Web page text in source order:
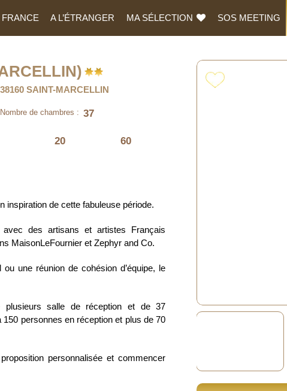
FRANCE A L’ÉTRANGER MA SÉLECTION SOS MEETING
38160 SAINT-MARCELLIN
Nombre de chambres : 37
20 60
inspiration de cette fabuleuse période.
des artisans et artistes Français
MaisonLeFournier et Zephyr and Co.
une réunion de cohésion d’équipe, le
plusieurs salle de réception et de 37
personnes en réception et plus de 70
personnalisée et commencer